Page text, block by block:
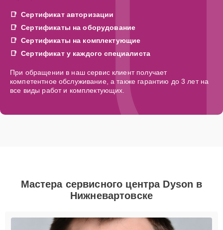
Сертификат авторизации
Сертификаты на оборудование
Сертификаты на комплектующие
Сертификат у каждого специалиста
При обращении в наш сервис клиент получает
компетентное обслуживание, а также гарантию до 3 лет на
все виды работ и комплектующих.
Мастера сервисного центра Dyson в
Нижневартовске